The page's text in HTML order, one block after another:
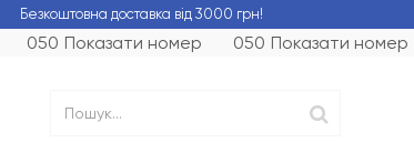
Безкоштовна доставка від 3000 грн!
050 Показати номер 050 Показати номер